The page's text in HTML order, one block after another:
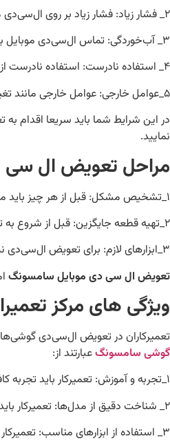
۲_ فشار زیاد: فشار زیاد بر روی ال‌سی‌دی موبایل ممکن است باعث ترک خوردگی یا خرابی در نمایشگر شود.
۳_ آب‌خوردگی: تماس ال‌سی‌دی موبایل با آب یا مایعات می‌تواند باعث قطعات داخلی ال‌سی‌دی موبایل آسیب ببیند و خراب شود.
۴_ استفاده نادرست: استفاده نادرست از موبایل مانند فشرده کردن ال‌سی‌دی به شدت یا استفاده از ابزارهای نامناسب ممکن است باعث خرابی شود.
۵_عوامل خارجی: عوامل خارجی مانند تغییرات دما، تغییرات فشار و تماس با مواد شیمیایی می‌توانند باعث خرابی ال‌سی‌دی موبایل شوند.
در این شرایط شما باید سریعا اقدام به
نمایید.
مراحل تعویض ال
۱_تشخیص مشکل: قبل از هر چیز باید مشکل ال‌سی‌دی گوشی خود را تشخیص دهید. اگر ال‌سی‌دی شکسته، ترک خورده یا عدم نمایش تصویر دارد، احتمالاً نیاز به تعویض دارد.
۲_تهیه قطعه جایگزین: قبل از شروع به تعویض ال‌سی‌دی، باید قطعه جایگزین (نمایشگر جدید) را تهیه کنید. اطمینان حاصل کنید که قطعه جایگزین با مدل و نوع گوشی شما سازگار است.
۳_ابزارهای لازم: برای تعویض ال‌سی‌دی نیاز به ابزارهای مناسبی مانند مته، پیچ گوشتی، دستکش و …
تعویض ال سی دی موبایل سامسونگ
ویژگی های مرکز
تعمیرکاران در تعویض ال‌سی‌دی
گوشی سامسونگعبارتند از:
۱_تجربه و آموزش: تعمیرکار باید تجربه کافی در زمینه تعمیر گوشی‌های موبایل داشته باشد و آموزش‌های لازم را دریافت کرده باشد.
۲_ شناخت دقیق از مدل‌ها: تعمیرکار باید با مدل‌ها و اجزای مختلف گوشی‌های سامسونگ آشنا باشد تا بتواند به درستی ال‌سی‌دی را تعویض کند.
۳_ استفاده از ابزارهای مناسب: تعمیرکار باید از ابزارها و تجهیزات مناسب برای تعویض ال‌سی‌دی استفاده کند تا خرابی بیشتری ایجاد نشود.